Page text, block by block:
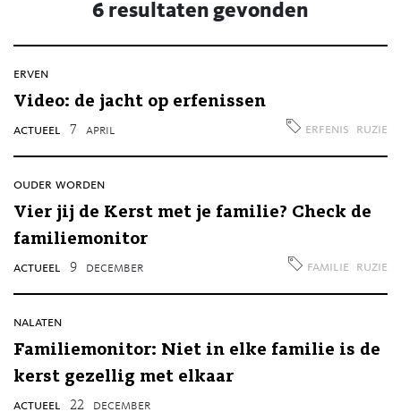
6 resultaten gevonden
erven
Video: de jacht op erfenissen
actueel 7 april erfenis ruzie
ouder worden
Vier jij de Kerst met je familie? Check de
familiemonitor
actueel 9 december familie ruzie
nalaten
Familiemonitor: Niet in elke familie is de
kerst gezellig met elkaar
actueel 22 december